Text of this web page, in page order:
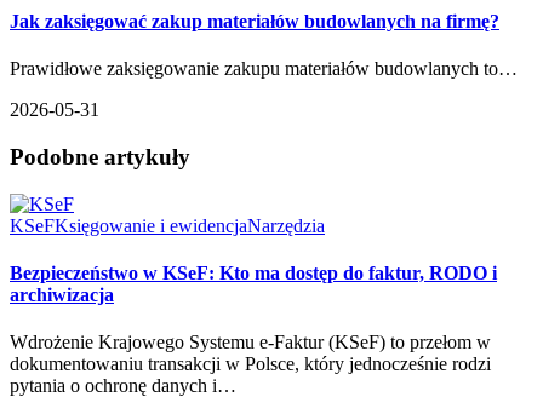
Jak zaksięgować zakup materiałów budowlanych na firmę?
Prawidłowe zaksięgowanie zakupu materiałów budowlanych to…
2026-05-31
Podobne artykuły
KSeFKsięgowanie i ewidencjaNarzędzia
Bezpieczeństwo w KSeF: Kto ma dostęp do faktur, RODO i
archiwizacja
Wdrożenie Krajowego Systemu e-Faktur (KSeF) to przełom w
dokumentowaniu transakcji w Polsce, który jednocześnie rodzi
pytania o ochronę danych i…